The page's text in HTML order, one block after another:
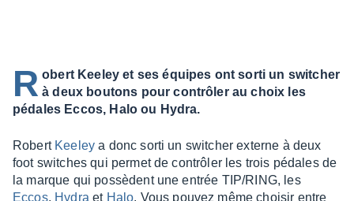
R obert Keeley et ses équipes ont sorti un switcher
à deux boutons pour contrôler au choix les
pédales Eccos, Halo ou Hydra.
Robert Keeley a donc sorti un swit­cher externe à deux
foot switches qui permet de contrô­ler les trois pédales de
la marque qui possèdent une entrée TIP/RING, les
Eccos, Hydra et Halo. Vous pouvez même choi­sir entre